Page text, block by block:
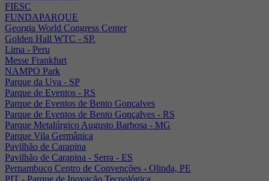
FIESC
FUNDAPARQUE
Georgia World Congress Center
Golden Hall WTC - SP.
Lima - Peru
Messe Frankfurt
NAMPO Park
Parque da Uva - SP
Parque de Eventos - RS
Parque de Eventos de Bento Gonçalves
Parque de Eventos de Bento Gonçalves - RS
Parque Metalúrgico Augusto Barbosa - MG
Parque Vila Germânica
Pavilhão de Carapina
Pavilhão de Carapina - Serra - ES
Pernambuco Centro de Convenções - Olinda, PE
PIT - Parque de Inovação Tecnológica